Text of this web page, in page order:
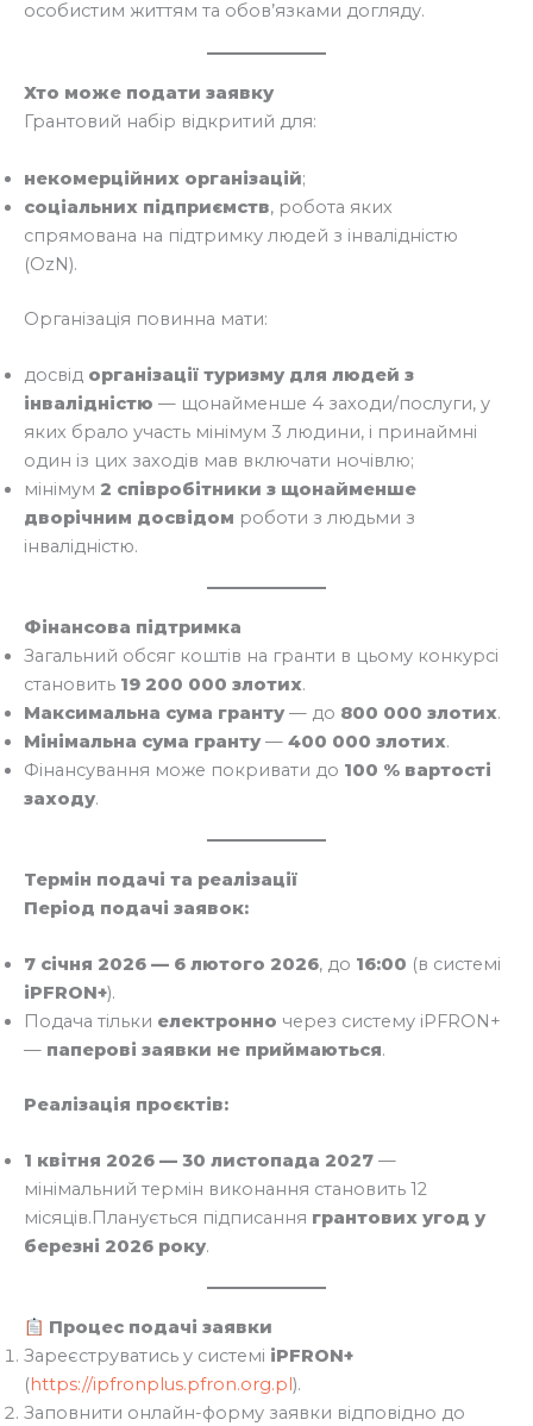
особистим життям та обов’язками догляду.
Хто може подати заявку
Грантовий набір відкритий для:
некомерційних організацій;
соціальних підприємств, робота яких
спрямована на підтримку людей з інвалідністю
(OzN).
Організація повинна мати:
досвід організації туризму для людей з
інвалідністю — щонайменше 4 заходи/послуги, у
яких брало участь мінімум 3 людини, і принаймні
один із цих заходів мав включати ночівлю;
мінімум 2 співробітники з щонайменше
дворічним досвідом роботи з людьми з
інвалідністю.
Фінансова підтримка
Загальний обсяг коштів на гранти в цьому конкурсі
становить 19 200 000 злотих.
Максимальна сума гранту — до 800 000 злотих.
Мінімальна сума гранту — 400 000 злотих.
Фінансування може покривати до 100 % вартості
заходу.
Термін подачі та реалізації
Період подачі заявок:
7 січня 2026 — 6 лютого 2026, до 16:00 (в системі
iPFRON+).
Подача тільки електронно через систему iPFRON+
— паперові заявки не приймаються.
Реалізація проєктів:
1 квітня 2026 — 30 листопада 2027 —
мінімальний термін виконання становить 12
місяців.Планується підписання грантових угод у
березні 2026 року.
Процес подачі заявки
Зареєструватись у системі iPFRON+
(https://ipfronplus.pfron.org.pl).
Заповнити онлайн-форму заявки відповідно до